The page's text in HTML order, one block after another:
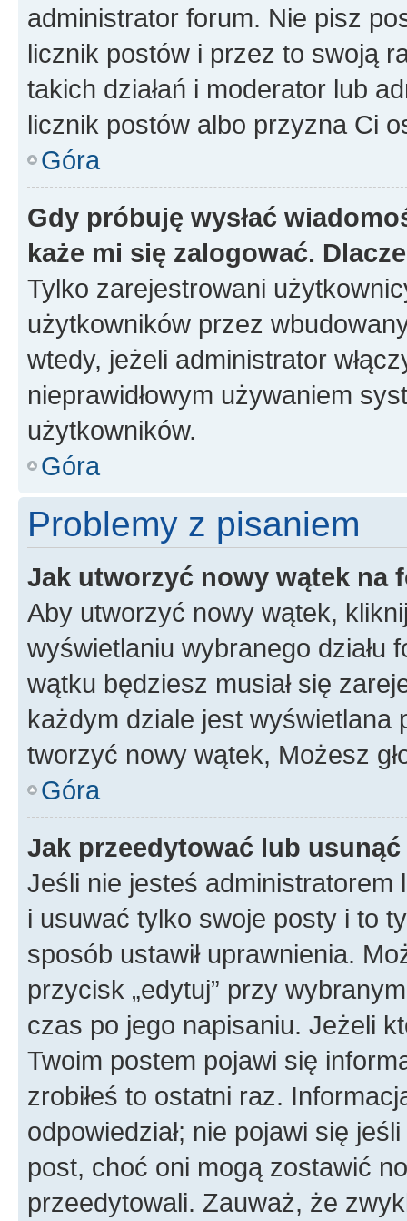
administrator forum. Nie pisz
licznik postów i przez to swoją
takich działań i moderator lub
licznik postów albo przyzna Ci
Góra
Gdy próbuję wysłać
każe mi się zalogować.
Tylko zarejestrowani
użytkowników przez
wtedy, jeżeli administrator
nieprawidłowym używaniem
użytkowników.
Góra
Problemy z pisaniem
Jak utworzyć nowy wątek na
Aby utworzyć nowy wątek,
wyświetlaniu wybranego działu
wątku będziesz musiał się
każdym dziale jest wyświetlana
tworzyć nowy wątek, Możesz
Góra
Jak przeedytować lub
Jeśli nie jesteś
i usuwać tylko swoje posty i to
sposób ustawił uprawnienia.
przycisk „edytuj” przy
czas po jego napisaniu. Jeżeli
Twoim postem pojawi się
zrobiłeś to ostatni raz.
odpowiedział; nie pojawi się
post, choć oni mogą zostawić
przeedytowali. Zauważ, że